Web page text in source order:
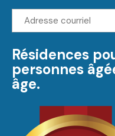
Adresse
courriel:
Résidences
personnes
âge.